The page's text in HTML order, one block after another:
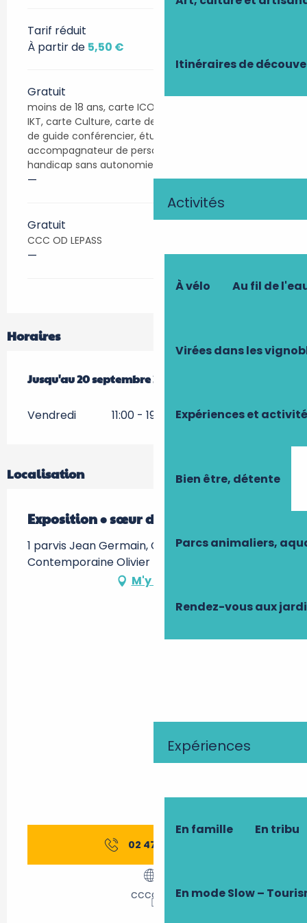
Itinéraires de
Activités
À vélo Au fil de
Virées dans les
Expériences et
Bien être, détente
Parcs animaliers,
Rendez-vous aux
Expériences
En famille En tribu
En mode Slow –
Tarif réduit
À partir de 5,50 €
Gratuit
moins de 18 ans, carte ICOM, carte ICOMOS, carte
IKT, carte Culture, carte de presse, carte AICA, carte
de guide conférencier, étudiants de TALM – Tours,
accompagnateur de personne en situation de
handicap sans autonomie
—
Gratuit
CCC OD LEPASS
—
Horaires
Du6 mars 2026au20 septembre 2026
Jusqu'au20 septembre 2026
Vendredi 11:00 - 19:00
Localisation
Exposition • sœur de jour
1 parvis Jean Germain, Centre de Création
Contemporaine Olivier Debré -, 37000 Tours
M'y rendre
02 47 66 50
cccod.fr